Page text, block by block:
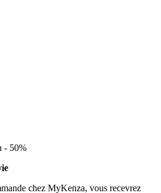
- 50%
chez MyKenza, vous recevrez